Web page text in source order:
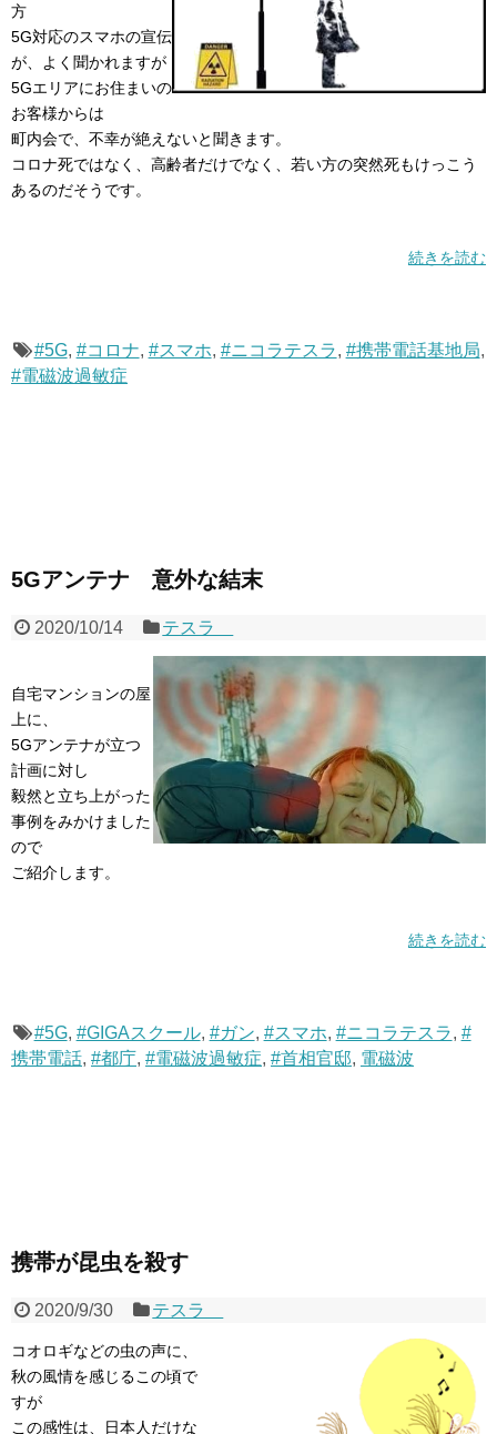
方
5G対応のスマホの宣伝
が、よく聞かれますが
5Gエリアにお住まいの
お客様からは
町内会で、不幸が絶えないと聞きます。
コロナ死ではなく、高齢者だけでなく、若い方の突然死もけっこう
あるのだそうです。
続きを読む
#5G, #コロナ, #スマホ, #ニコラテスラ, #携帯電話基地局,
#電磁波過敏症
5Gアンテナ 意外な結末
2020/10/14 テスラ
自宅マンションの屋
上に、
5Gアンテナが立つ
計画に対し
毅然と立ち上がった
事例をみかけました
ので
ご紹介します。
続きを読む
#5G, #GIGAスクール, #ガン, #スマホ, #ニコラテスラ, #
携帯電話, #都庁, #電磁波過敏症, #首相官邸, 電磁波
携帯が昆虫を殺す
2020/9/30 テスラ
コオロギなどの虫の声に、
秋の風情を感じるこの頃で
すが
この感性は、日本人だけな